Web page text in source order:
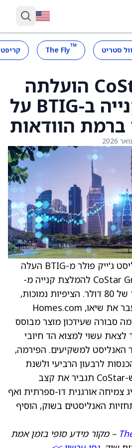
וול סטריט ™
The Fly
CoStar Group הועלתה
להמלצת קנייה ב-BTIG על
ברמת הוודאות
כפי שדווח בעבר, האנליסט ג'ייק פולר מ-BTIG העלה
) להמלצת קנייה מ-
של 80 דולר. הציפיות נמוכות,
היקף ההשקעות כבר עבר את שיאו, Homes.com
סבורה שעידכון מוצר מבוסס
לצאת עשוי למצוא הד חיובי
האנליסט למשקיעים. הפירמה,
לרבעון הרביעי ולשנת
הכספים 2026, מצפה ש-CoStar תגביר את קצב
צמיחה אורגנית דו-ספרתית ואף
האנליסטים בשוק, הוסיף
– מקור מידע סופי בזמן אמת